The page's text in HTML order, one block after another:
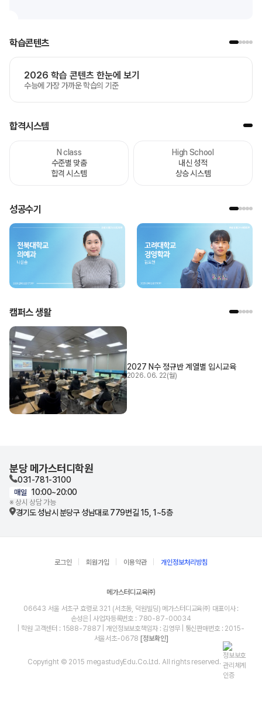
학습콘텐츠
2026 학습 콘텐츠 한눈에 보기
수능에 가장 가까운 학습의 기준
합격시스템
N class
수준별 맞춤
합격 시스템
High School
내신 성적
상승 시스템
성공수기
캠퍼스 생활
2027 N수 정규반 계열별 입시교육
2026. 06. 22(월)
분당 메가스터디학원
031-781-3100
매일 10:00~20:00
※ 상시 상담 가능
경기도 성남시 분당구 성남대로 779번길 15, 1~5층
로그인 회원가입 이용약관 개인정보처리방침
메가스터디교육㈜
06643 서울 서초구 효령로 321 (서초동, 덕원빌딩) 메가스터디교육㈜ 대표이사 :
손성은 | 사업자등록번호 : 780-87-00034
| 학원 고객센터 : 1588-7887 | 개인정보보호책임자 : 김영무 | 통신판매번호 : 2015-
서울서초-0678 [정보확인]
Copyright © 2015 megastudyEdu.Co.Ltd. All rights reserved.